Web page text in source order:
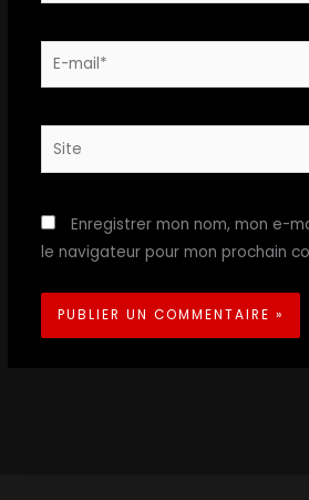
E-
mail*
Site
Enregistrer mon nom, mon e-
le navigateur pour mon prochain